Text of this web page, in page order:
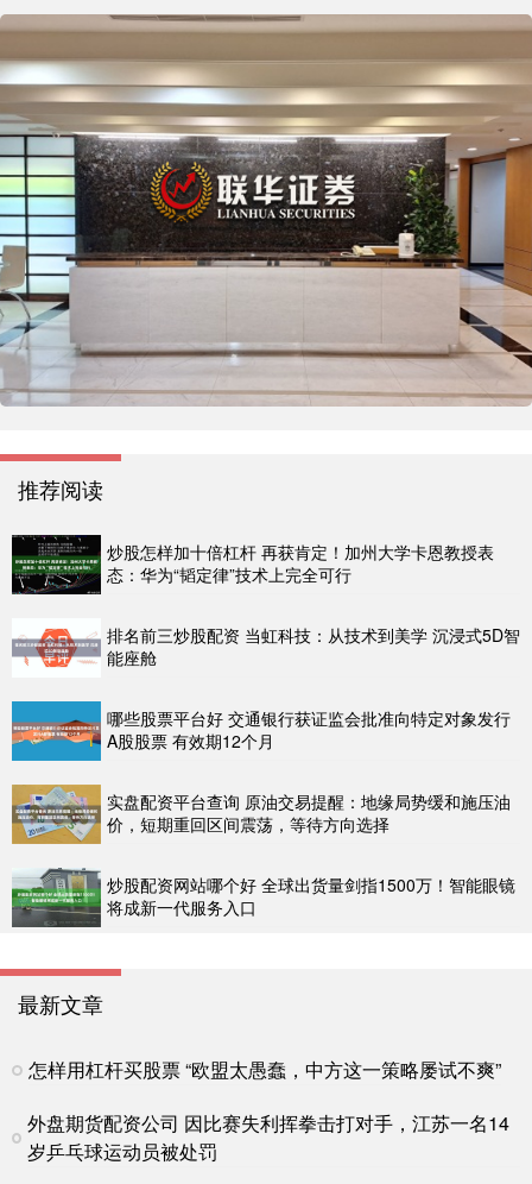
推荐阅读
炒股怎样加十倍杠杆 再获肯定！加州大学卡恩教授表
态：华为“韬定律”技术上完全可行
排名前三炒股配资 当虹科技：从技术到美学 沉浸式5D智
能座舱
哪些股票平台好 交通银行获证监会批准向特定对象发行
A股股票 有效期12个月
实盘配资平台查询 原油交易提醒：地缘局势缓和施压油
价，短期重回区间震荡，等待方向选择
炒股配资网站哪个好 全球出货量剑指1500万！智能眼镜
将成新一代服务入口
最新文章
怎样用杠杆买股票 “欧盟太愚蠢，中方这一策略屡试不爽”
外盘期货配资公司 因比赛失利挥拳击打对手，江苏一名14
岁乒乓球运动员被处罚